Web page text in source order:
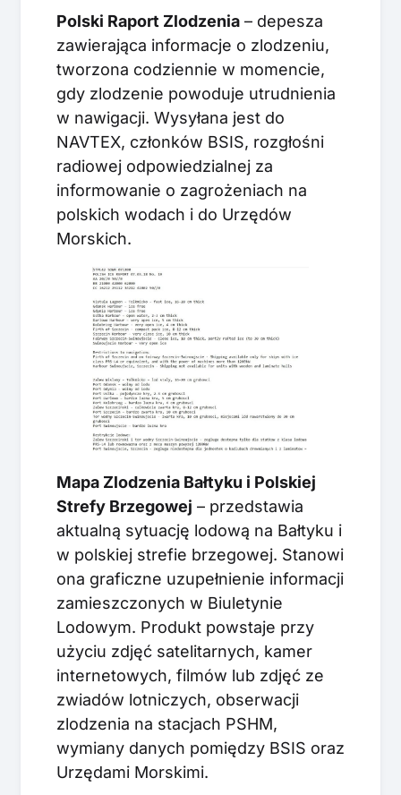
Polski Raport Zlodzenia – depesza
zawierająca informacje o zlodzeniu,
tworzona codziennie w momencie,
gdy zlodzenie powoduje utrudnienia
w nawigacji. Wysyłana jest do
NAVTEX, członków BSIS, rozgłośni
radiowej odpowiedzialnej za
informowanie o zagrożeniach na
polskich wodach i do Urzędów
Morskich.
Mapa Zlodzenia Bałtyku i Polskiej
Strefy Brzegowej – przedstawia
aktualną sytuację lodową na Bałtyku i
w polskiej strefie brzegowej. Stanowi
ona graficzne uzupełnienie informacji
zamieszczonych w Biuletynie
Lodowym. Produkt powstaje przy
użyciu zdjęć satelitarnych, kamer
internetowych, filmów lub zdjęć ze
zwiadów lotniczych, obserwacji
zlodzenia na stacjach PSHM,
wymiany danych pomiędzy BSIS oraz
Urzędami Morskimi.